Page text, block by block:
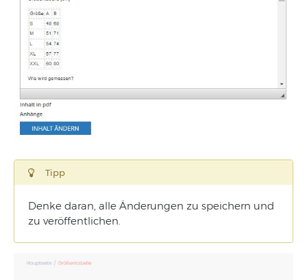
Tipp
Denke daran, alle Änderungen zu speichern und
zu veröffentlichen.